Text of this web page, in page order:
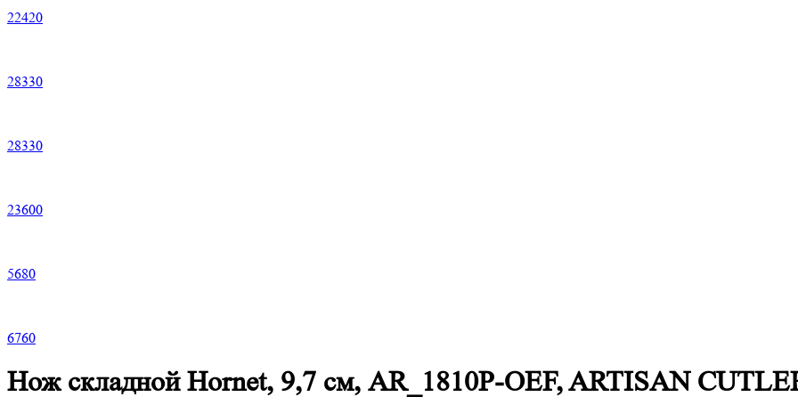
22420
28330
28330
23600
5680
6760
Нож складной Hornet, 9,7 см, AR_1810P-OEF, ARTISAN